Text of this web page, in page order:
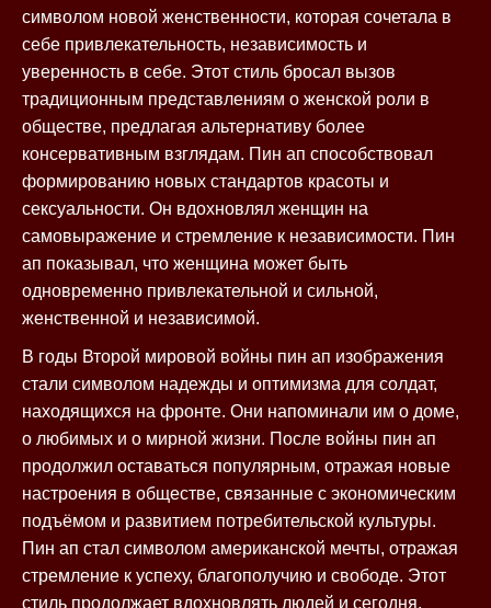
символом новой женственности, которая сочетала в
себе привлекательность, независимость и
уверенность в себе. Этот стиль бросал вызов
традиционным представлениям о женской роли в
обществе, предлагая альтернативу более
консервативным взглядам. Пин ап способствовал
формированию новых стандартов красоты и
сексуальности. Он вдохновлял женщин на
самовыражение и стремление к независимости. Пин
ап показывал, что женщина может быть
одновременно привлекательной и сильной,
женственной и независимой.
В годы Второй мировой войны пин ап изображения
стали символом надежды и оптимизма для солдат,
находящихся на фронте. Они напоминали им о доме,
о любимых и о мирной жизни. После войны пин ап
продолжил оставаться популярным, отражая новые
настроения в обществе, связанные с экономическим
подъёмом и развитием потребительской культуры.
Пин ап стал символом американской мечты, отражая
стремление к успеху, благополучию и свободе. Этот
стиль продолжает вдохновлять людей и сегодня,